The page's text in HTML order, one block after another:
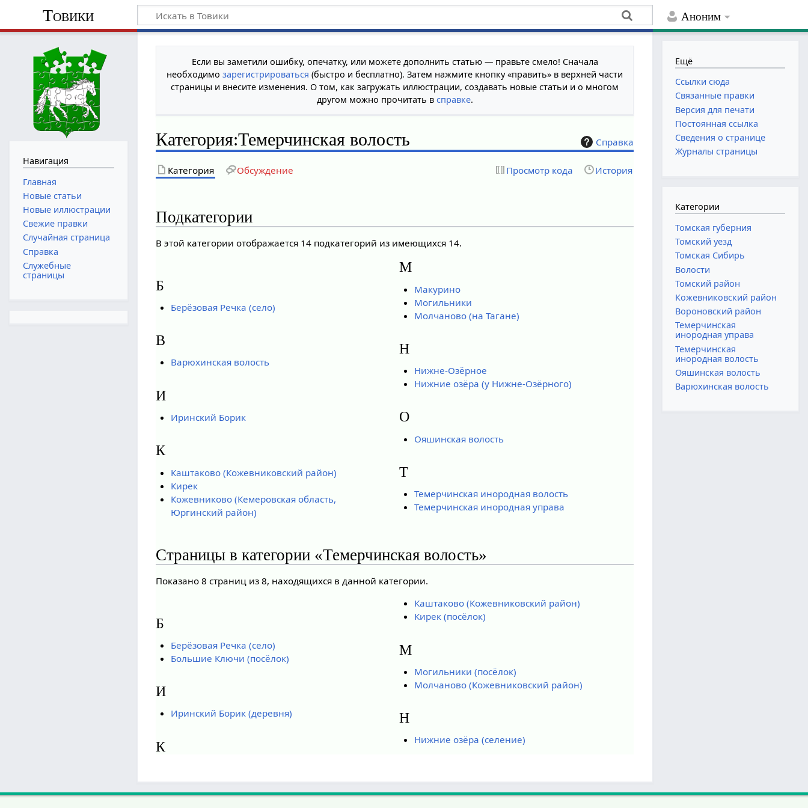
Аноним
Товики
Если вы заметили ошибку, опечатку, или можете дополнить статью — правьте смело! Сначала
необходимозарегистрироваться (быстро и бесплатно). Затем нажмите кнопку «править» в верхней части
страницы и внесите изменения. О том, как загружать иллюстрации, создавать новые статьи и о многом
другом можно прочитать в справке.
Справка
Категория:Темерчинская волость
Категория Обсуждение Просмотр кода История
Подкатегории
В этой категории отображается 14 подкатегорий из имеющихся 14.
Б
Берёзовая Речка (село)
В
Варюхинская волость
И
Иринский Борик
К
Каштаково (Кожевниковский район)
Кирек
Кожевниково (Кемеровская область,
Юргинский район)
М
Макурино
Могильники
Молчаново (на Тагане)
Н
Нижне-Озёрное
Нижние озёра (у Нижне-Озёрного)
О
Ояшинская волость
Т
Темерчинская инородная волость
Темерчинская инородная управа
Страницы в категории «Темерчинская волость»
Показано 8 страниц из 8, находящихся в данной категории.
Б
Берёзовая Речка (село)
Большие Ключи (посёлок)
И
Иринский Борик (деревня)
К
Каштаково (Кожевниковский район)
Кирек (посёлок)
М
Могильники (посёлок)
Молчаново (Кожевниковский район)
Н
Нижние озёра (селение)
Навигация
Главная
Новые статьи
Новые иллюстрации
Свежие правки
Случайная страница
Справка
Служебные
страницы
Ещё
Ссылки сюда
Связанные правки
Версия для печати
Постоянная ссылка
Сведения о странице
Журналы страницы
Категории
Томская губерния
Томский уезд
Томская Сибирь
Волости
Томский район
Кожевниковский район
Вороновский район
Темерчинская
инородная управа
Темерчинская
инородная волость
Ояшинская волость
Варюхинская волость